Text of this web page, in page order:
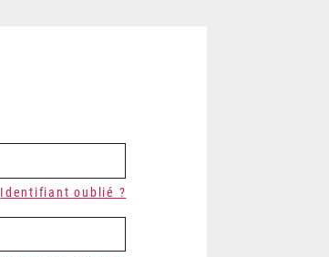
Identifiant oublié ?